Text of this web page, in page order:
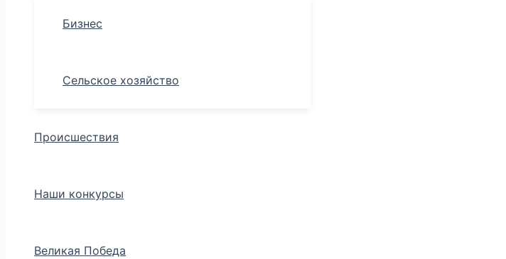
Бизнес
Сельское хозяйство
Происшествия
Наши конкурсы
Великая Победа